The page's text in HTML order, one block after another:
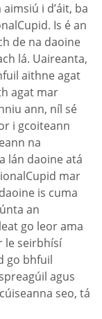
i d’áit, ba
Is é an
de na daoine
lá. Uaireanta,
aithne agat
agat mar
ann, níl sé
i gcoiteann
na
lán daoine atá
mar
is cuma
an
go leor ama
le seirbhísí
go bhfuil
agus
seo, tá